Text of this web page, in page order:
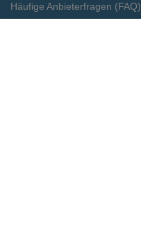
Häufige Anbieterfragen (FAQ)